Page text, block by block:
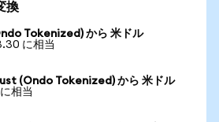
換
Tokenized) から 米ドル
に相当
(Ondo Tokenized) から 米ドル
相当